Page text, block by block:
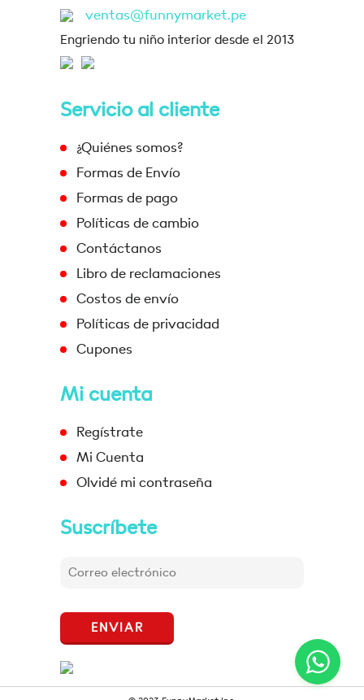
ventas@funnymarket.pe
Engriendo tu niño interior desde el 2013
Servicio al cliente
¿Quiénes somos?
Formas de Envío
Formas de pago
Políticas de cambio
Contáctanos
Libro de reclamaciones
Costos de envío
Políticas de privacidad
Cupones
Mi cuenta
Regístrate
Mi Cuenta
Olvidé mi contraseña
Suscríbete
ENVIAR